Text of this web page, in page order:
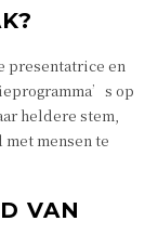
presentatrice en
op
heldere stem,
mensen te
VAN